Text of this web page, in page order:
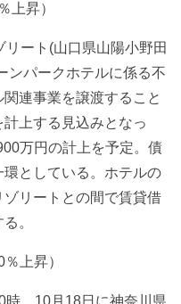
上昇）
ート(山口県山陽小野田
ンパークホテルに係る不
連事業を譲渡すること
上する見込みとなっ
万円の計上を予定。債
としている。ホテルの
リートとの間で賃貸借
。
上昇）
時、10月18日に神奈川県